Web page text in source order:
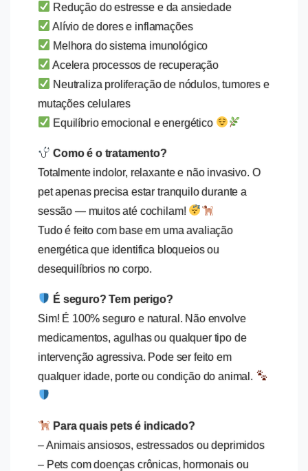
Redução do estresse e da ansiedade
Alívio de dores e inflamações
Melhora do sistema imunológico
Acelera processos de recuperação
Neutraliza proliferação de nódulos, tumores e
mutações celulares
Equilíbrio emocional e energético
Como é o tratamento?
Totalmente indolor, relaxante e não invasivo. O
pet apenas precisa estar tranquilo durante a
sessão — muitos até cochilam!
Tudo é feito com base em uma avaliação
energética que identifica bloqueios ou
desequilíbrios no corpo.
É seguro? Tem perigo?
Sim! É 100% seguro e natural. Não envolve
medicamentos, agulhas ou qualquer tipo de
intervenção agressiva. Pode ser feito em
qualquer idade, porte ou condição do animal.
Para quais pets é indicado?
– Animais ansiosos, estressados ou deprimidos
– Pets com doenças crônicas, hormonais ou